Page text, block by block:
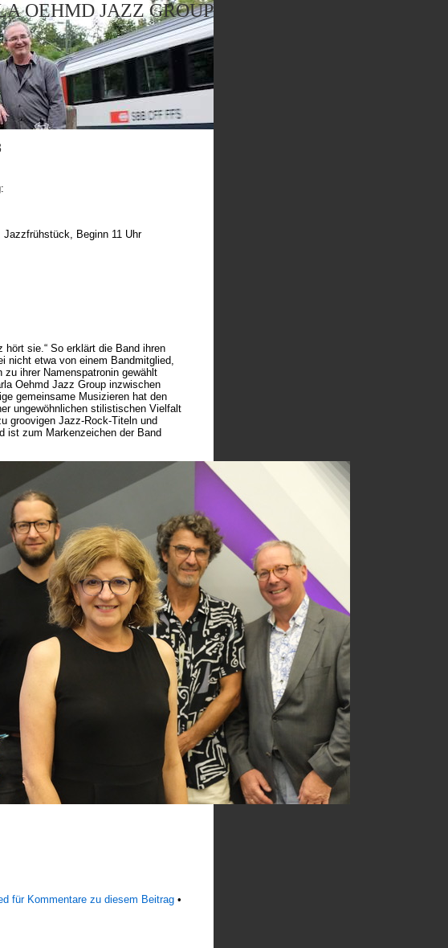
OEHMD JAZZ GROUP
Beginn 11 Uhr
hört sie.“ So erklärt die Band ihren
nicht etwa von einem Bandmitglied,
ihrer Namenspatronin gewählt
Oehmd Jazz Group inzwischen
gemeinsame Musizieren hat den
ungewöhnlichen stilistischen Vielfalt
groovigen Jazz-Rock-Titeln und
ist zum Markenzeichen der Band
für Kommentare zu diesem Beitrag •